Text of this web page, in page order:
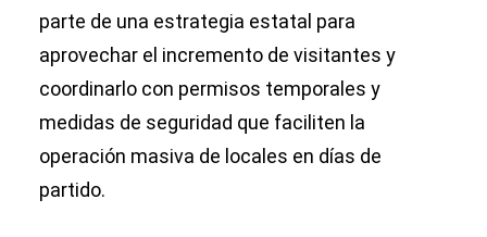
parte de una estrategia estatal para
aprovechar el incremento de visitantes y
coordinarlo con permisos temporales y
medidas de seguridad que faciliten la
operación masiva de locales en días de
partido.